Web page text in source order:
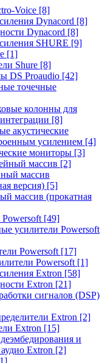
Voice [8]
Dynacord [8]
Dynacord [8]
SHURE [9]
[1]
Shure [8]
DS Proaudio [42]
точечные
колонны для
[8]
акустические
усилением [4]
мониторы [3]
массив [2]
массив
версия) [5]
массив (прокатная
[49]
усилители Powersoft
Powersoft [17]
Powersoft [1]
Extron [58]
Extron [21]
сигналов (DSP)
Extron [2]
Extron [15]
и
Extron [2]